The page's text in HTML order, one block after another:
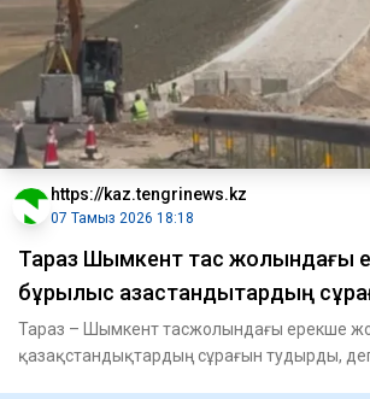
https://kaz.tengrinews.kz
07 Тамыз 2026 18:18
Тараз Шымкент тас жолындағы
бұрылыс қазақстандықтардың
Тараз – Шымкент тасжолындағы ерекше
қазақстандықтардың сұрағын тудырды,